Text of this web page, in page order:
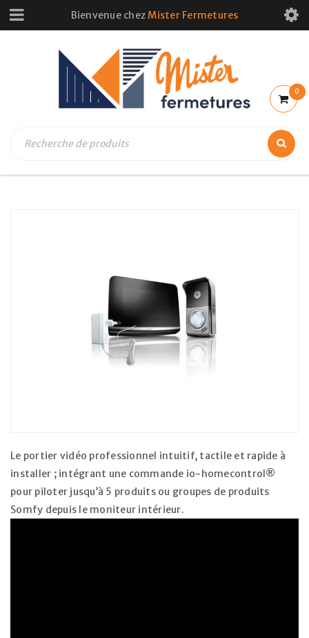
Bienvenue chezMister Fermetures
0
Le portier vidéo professionnel intuitif, tactile et rapide à
installer ; intégrant une commande io-homecontrol®
pour piloter jusqu’à 5 produits ou groupes de produits
Somfy depuis le moniteur intérieur.